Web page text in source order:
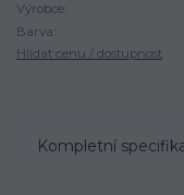
Výrobce:
Barva:
Hlídat cenu / dostupnost
Kompletní